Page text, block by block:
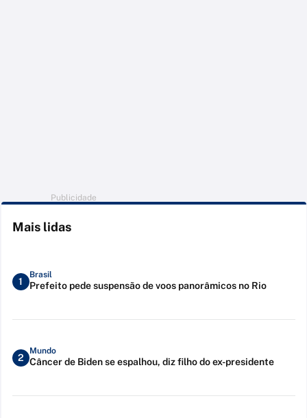
Publicidade
Mais lidas
1
Brasil
Prefeito pede suspensão de voos panorâmicos no Rio
2
Mundo
Câncer de Biden se espalhou, diz filho do ex-presidente